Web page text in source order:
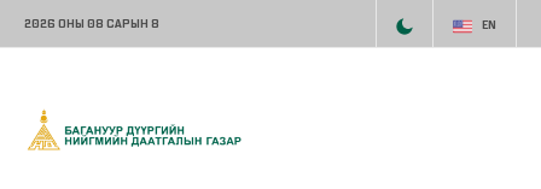
2026 ОНЫ 08 САРЫН 8 EN